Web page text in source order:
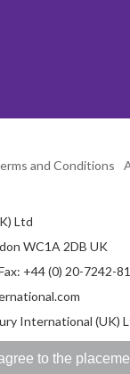
to the
and Conditions
Ltd
WC1A 2DB UK
+44 (0) 20-7242-
International (UK)